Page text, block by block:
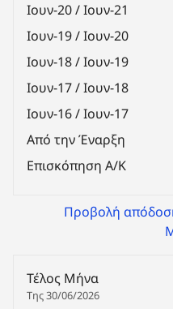
Ιουν-20 / Ιουν-21
Ιουν-19 / Ιουν-20
Ιουν-18 / Ιουν-19
Ιουν-17 / Ιουν-18
Ιουν-16 / Ιουν-17
Από την Έναρξη
Επισκόπηση Α/Κ
Προβολή
Τέλος Μήνα
Της 30/06/2026